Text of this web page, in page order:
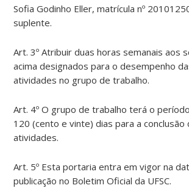
Sofia Godinho Eller, matrícula nº
suplente.
Art. 3º Atribuir duas horas semanais aos
acima designados para o desempenho
atividades no grupo de trabalho.
Art. 4º O grupo de trabalho terá o
120 (cento e vinte) dias para a conclusão
atividades.
Art. 5º Esta portaria entra em vigor na
publicação no Boletim Oficial da UFSC.